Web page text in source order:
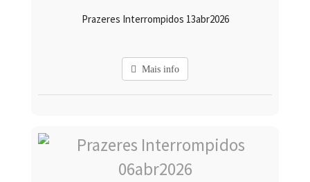
Prazeres Interrompidos 13abr2026
Mais info